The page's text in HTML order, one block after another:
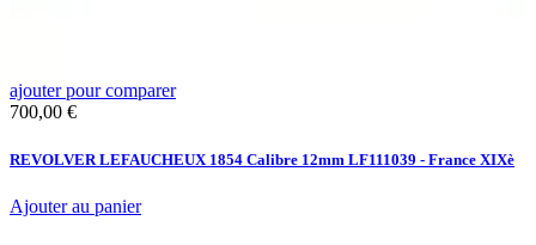
ajouter pour comparer
Prix
700,00 €
REVOLVER LEFAUCHEUX 1854 Calibre 12mm LF111039 - France XIXè
Ajouter au panier